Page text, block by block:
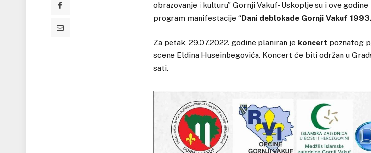
obrazovanje i kulturu” Gornji Vakuf- Uskoplje su i ove
program manifestacije “Dani deblokade Gornji Vakuf
Za petak, 29.07.2022. godine planiran je koncert poznatog
scene Eldina Huseinbegovića. Koncert će biti održan u
sati.